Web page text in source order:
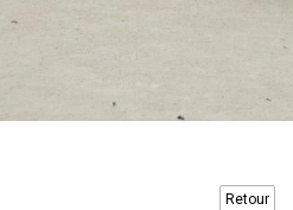
Retour